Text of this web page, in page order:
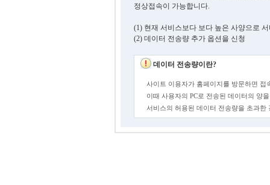
정상접속이 가능합니다.
(1) 현재 서비스보다 보다 높은 사양으로
(2) 데이터 전송량 추가 옵션을 신청
데이터 전송량이란?
사이트 이용자가 홈페이지를 방문하면 접
이때 사용자의 PC로 전송된 데이터의 양
서비스의 허용된 데이터 전송량을 초과